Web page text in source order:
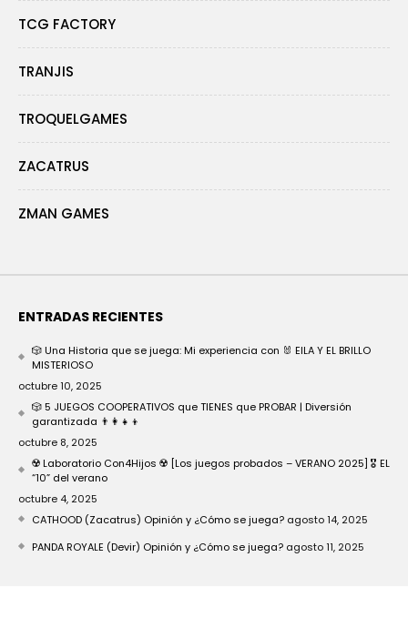
TCG FACTORY
TRANJIS
TROQUELGAMES
ZACATRUS
ZMAN GAMES
ENTRADAS RECIENTES
🎲 Una Historia que se juega: Mi experiencia con 🐰 EILA Y EL BRILLO
MISTERIOSO
octubre 10, 2025
🎲 5 JUEGOS COOPERATIVOS que TIENES que PROBAR | Diversión
garantizada 👨‍👩‍👧‍👦
octubre 8, 2025
☢️ Laboratorio Con4Hijos ☢️ [Los juegos probados – VERANO 2025] 🎖️ EL
“10” del verano
octubre 4, 2025
CATHOOD (Zacatrus) Opinión y ¿Cómo se juega? agosto 14, 2025
PANDA ROYALE (Devir) Opinión y ¿Cómo se juega? agosto 11, 2025